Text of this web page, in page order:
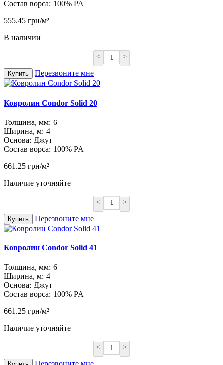
Состав ворса: 100% PA
555.45 грн/м²
В наличии
< >
Купить Перезвоните мне
Ковролин Condor Solid 20
Толщина, мм: 6
Ширина, м: 4
Основа: Джут
Состав ворса: 100% PA
661.25 грн/м²
Наличие уточняйте
< >
Купить Перезвоните мне
Ковролин Condor Solid 41
Толщина, мм: 6
Ширина, м: 4
Основа: Джут
Состав ворса: 100% PA
661.25 грн/м²
Наличие уточняйте
< >